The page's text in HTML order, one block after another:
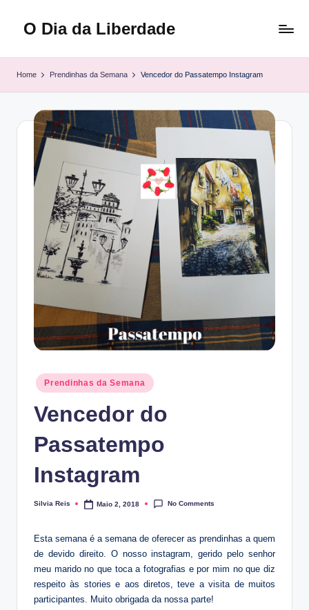
O Dia da Liberdade
Home Prendinhas da Semana Vencedor do Passatempo Instagram
Posted
in
Prendinhas da Semana
Vencedor do
Passatempo
Instagram
Posted
Silvia Reis Maio 2, 2018 No Comments
Esta semana é a semana de oferecer as prendinhas a quem
de devido direito. O nosso instagram, gerido pelo senhor
meu marido no que toca a fotografias e por mim no que diz
respeito às stories e aos diretos, teve a visita de muitos
participantes. Muito obrigada da nossa parte!